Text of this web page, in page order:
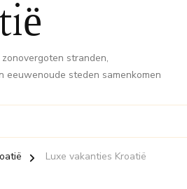
stranden,
eeuwenoude steden samenkomen
Luxe vakanties Kroatië